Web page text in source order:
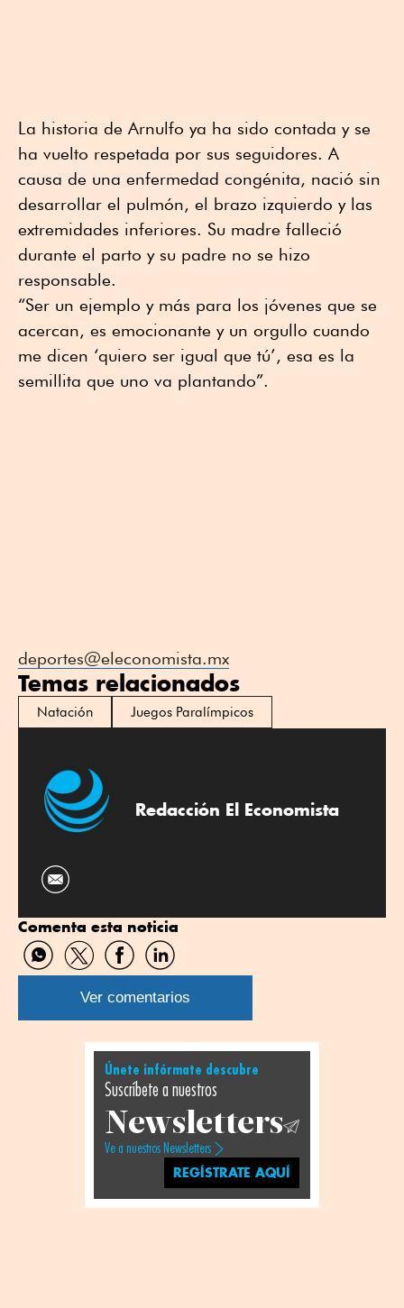
La historia de Arnulfo ya ha sido contada y se
ha vuelto respetada por sus seguidores. A
causa de una enfermedad congénita, nació sin
desarrollar el pulmón, el brazo izquierdo y las
extremidades inferiores. Su madre falleció
durante el parto y su padre no se hizo
responsable.
“Ser un ejemplo y más para los jóvenes que se
acercan, es emocionante y un orgullo cuando
me dicen ‘quiero ser igual que tú’, esa es la
semillita que uno va plantando”.
deportes@eleconomista.mx
Temas relacionados
Natación Juegos Paralímpicos
Redacción El Economista
Comenta esta noticia
Compartir
por
WhatsApp
Compartir
por
Twitter
Compartir
por
Facebook
Compartir
por
Linkedin
Ver comentarios
Únete infórmate descubre
Suscríbete a nuestros
Newsletters
Ve a nuestros Newsletters
REGÍSTRATE AQUÍ